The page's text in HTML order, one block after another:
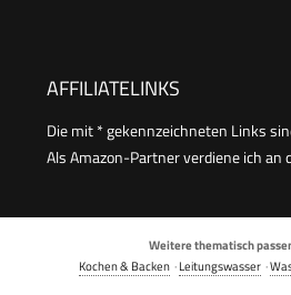
AFFILIATELINKS
Die mit * gekennzeichneten Links
Als Amazon-Partner verdiene ich an
Weitere thematisch
Kochen & Backen·Leitungswasser·